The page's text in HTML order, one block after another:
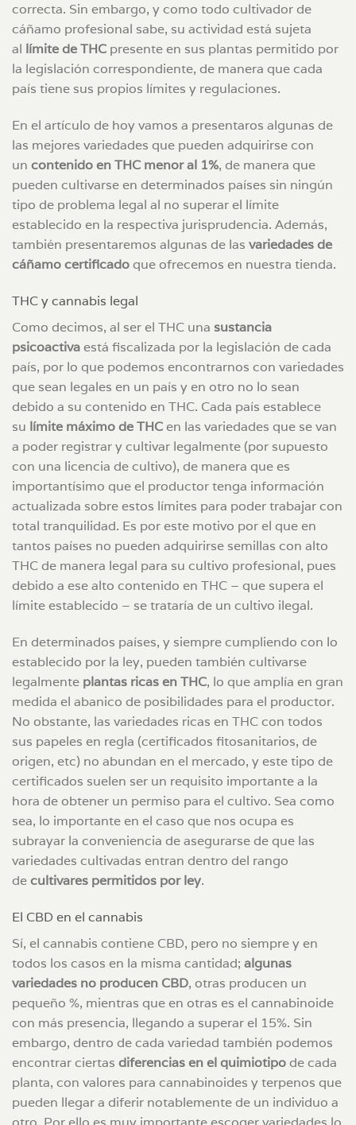
correcta. Sin embargo, y como todo cultivador de
cáñamo profesional sabe, su actividad está sujeta
al límite de THC presente en sus plantas permitido por
la legislación correspondiente, de manera que cada
país tiene sus propios límites y regulaciones.
En el artículo de hoy vamos a presentaros algunas de
las mejores variedades que pueden adquirirse con
un contenido en THC menor al 1%, de manera que
pueden cultivarse en determinados países sin ningún
tipo de problema legal al no superar el límite
establecido en la respectiva jurisprudencia. Además,
también presentaremos algunas de las variedades de
cáñamo certificadoque ofrecemos en nuestra tienda.
THC y cannabis legal
Como decimos, al ser el THC una sustancia
psicoactiva está fiscalizada por la legislación de cada
país, por lo que podemos encontrarnos con variedades
que sean legales en un país y en otro no lo sean
debido a su contenido en THC. Cada país establece
su límite máximo de THC en las variedades que se van
a poder registrar y cultivar legalmente (por supuesto
con una licencia de cultivo), de manera que es
importantísimo que el productor tenga información
actualizada sobre estos límites para poder trabajar con
total tranquilidad. Es por este motivo por el que en
tantos países no pueden adquirirse semillas con alto
THC de manera legal para su cultivo profesional, pues
debido a ese alto contenido en THC – que supera el
límite establecido – se trataría de un cultivo ilegal.
En determinados países, y siempre cumpliendo con lo
establecido por la ley, pueden también cultivarse
legalmente plantas ricas en THC, lo que amplía en gran
medida el abanico de posibilidades para el productor.
No obstante, las variedades ricas en THC con todos
sus papeles en regla (certificados fitosanitarios, de
origen, etc) no abundan en el mercado, y este tipo de
certificados suelen ser un requisito importante a la
hora de obtener un permiso para el cultivo. Sea como
sea, lo importante en el caso que nos ocupa es
subrayar la conveniencia de asegurarse de que las
variedades cultivadas entran dentro del rango
decultivares permitidos por ley.
El CBD en el cannabis
Sí, el cannabis contiene CBD, pero no siempre y en
todos los casos en la misma cantidad; algunas
variedades no producen CBD, otras producen un
pequeño %, mientras que en otras es el cannabinoide
con más presencia, llegando a superar el 15%. Sin
embargo, dentro de cada variedad también podemos
encontrar ciertas diferencias en el quimiotipode cada
planta, con valores para cannabinoides y terpenos que
pueden llegar a diferir notablemente de un individuo a